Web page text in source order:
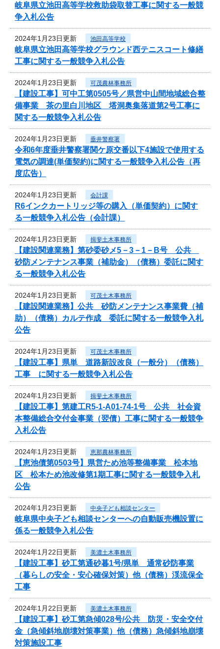
岐阜県立池田高等学校救助袋取替工事に関する一般競
争入札公告
2024年1月23日更新 池田高等学校
岐阜県立池田高等学校グラウンド西テニスコート修繕
工事に関する一般競争入札公告
2024年1月23日更新 可茂農林事務所
【建設工事】可中工第0505号／県営中山間地域総合整
備事業 茶の里白川地区 塔洞奥集落道第2号工事に
関する一般競争入札公告
2024年1月23日更新 垂井警察署
令和6年度垂井警察署関ケ原交番以下4施設で使用する
電気の調達(単価契約)に関する一般競争入札公告（再
度広告）
2024年1月23日更新 会計課
R6インクカートリッジ等の購入（単価契約）に関す
る一般競争入札公告（会計課）
2024年1月23日更新 揖斐土木事務所
【建設関連業務】第砂委砂メ5－3－1－B号 公共
砂防メンテナンス事業（補助金）（債務）委託に関す
る一般競争入札公告
2024年1月23日更新 可茂土木事務所
【建設関連業務】公共 砂防メンテナンス事業費（補
助）（債務）カルテ作成 委託に関する一般競争入札
公告
2024年1月23日更新 可茂土木事務所
【建設工事】県単 道路新設改良（一般分）（債務）
工事 に関する一般競争入札公告
2024年1月23日更新 揖斐土木事務所
【建設工事】第建工R5-1-A01-74-1号 公共 社会資
本整備総合交付金事業（翌債）工事に関する一般競争
入札公告
2024年1月23日更新 恵那農林事務所
【恵池債第0503号】県営ため池等整備事業 松本地
区 松本ため池改修第1期工事に関する一般競争入札
公告
2024年1月23日更新 中央子ども相談センター
岐阜県中央子ども相談センターへの自動販売機設置に
係る一般競争入札公告
2024年1月22日更新 美濃土木事務所
【建設工事】砂工第通砂暮1号/県単 通常砂防事業
（暮らしの安全・安心確保対策）他（債務）渓流保全
工事
2024年1月22日更新 美濃土木事務所
【建設工事】砂工第急傾028号/公共 防災・安全交付
金（急傾斜地崩壊対策事業）他（債務）急傾斜地崩壊
対策施設工事